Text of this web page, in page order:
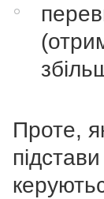
Проте,